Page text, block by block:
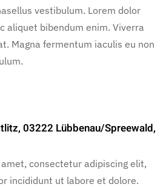
vestibulum. Lorem dolor
aliquet bibendum enim. Viverra
Magna fermentum iaculis eu non
03222 Lübbenau/Spreewald,
consectetur adipiscing elit,
incididunt ut labore et dolore.